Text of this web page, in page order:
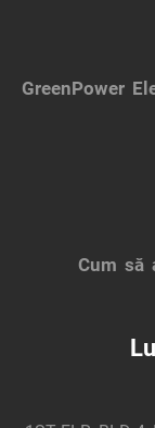
GreenPower
Cum să